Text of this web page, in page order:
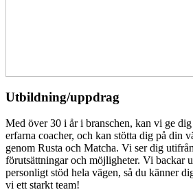
Utbildning/uppdrag
Med över 30 i år i branschen, kan vi ge
erfarna coacher, och kan stötta dig på din
genom Rusta och Matcha. Vi ser dig
förutsättningar och möjligheter. Vi backar
personligt stöd hela vägen, så du känner
vi ett starkt team!